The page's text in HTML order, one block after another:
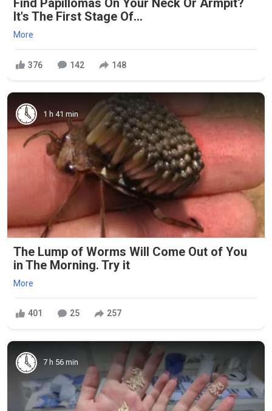
Find Papillomas On Your Neck Or Armpit?
It's The First Stage Of...
More
376 142 148
1 h 41 min
The Lump of Worms Will Come Out of You
in The Morning. Try it
More
401 25 257
7 h 56 min